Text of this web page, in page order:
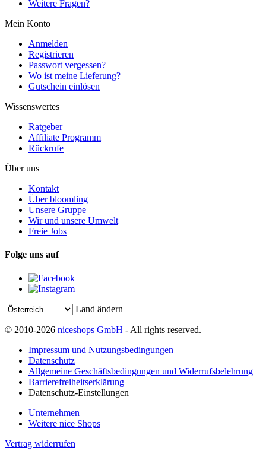
Weitere Fragen?
Mein Konto
Anmelden
Registrieren
Passwort vergessen?
Wo ist meine Lieferung?
Gutschein einlösen
Wissenswertes
Ratgeber
Affiliate Programm
Rückrufe
Über uns
Kontakt
Über bloomling
Unsere Gruppe
Wir und unsere Umwelt
Freie Jobs
Folge uns auf
Land ändern
© 2010-2026 niceshops GmbH - All rights reserved.
Impressum und Nutzungsbedingungen
Datenschutz
Allgemeine Geschäftsbedingungen und Widerrufsbelehrung
Barrierefreiheitserklärung
Datenschutz-Einstellungen
Unternehmen
Weitere nice Shops
Vertrag widerrufen